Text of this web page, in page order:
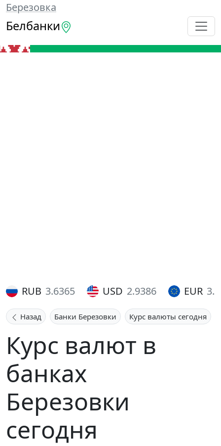
Березовка
Белбанки
RUB 3.6365 USD 2.9386 EUR
Назад Банки Березовки Курс валюты сегодня
Курс валют в
банках
Березовки
сегодня